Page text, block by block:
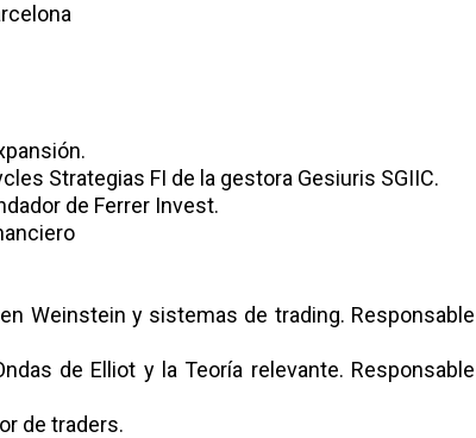
Strategias FI de la gestora Gesiuris SGIIC.
de Ferrer Invest.
Weinstein y sistemas de trading. Responsable
de Elliot y la Teoría relevante. Responsable
de traders.